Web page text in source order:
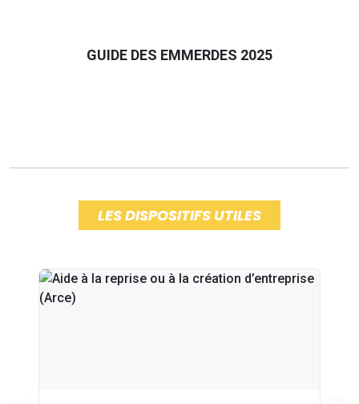
GUIDE DES EMMERDES 2025
LES DISPOSITIFS UTILES